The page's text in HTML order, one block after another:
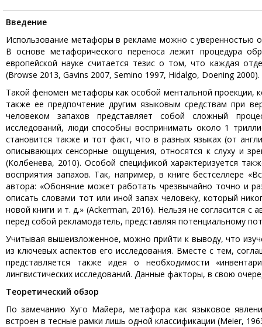
Введение
Использование метафоры в рекламе можно с уверенностью
В основе метафорического переноса лежит процедура
европейской науке считается тезис о том, что каждая
(Browse 2013, Gavins 2007, Semino 1997, Hidalgo, Doening 2000).
Такой феномен метафоры как особой ментальной проекции,
также ее предпочтение другим языковым средствам при
человеком запахов представляет собой сложный
исследований, люди способны воспринимать около 1
становится также и тот факт, что в разных языках (от
описывающих сенсорные ощущения, относятся к слуху и
(Колбенева, 2010). Особой спецификой характеризуется
восприятия запахов. Так, например, в книге бестселлере
автора: «Обоняние может работать чрезвычайно точно и
описать словами тот или иной запах человеку, который
новой книги и т. д.» (Ackerman, 2016). Нельзя не согласится
перед собой рекламодатель, представляя потенциальному
Учитывая вышеизложенное, можно прийти к выводу, что
из ключевых аспектов его исследования. Вместе с тем,
представляется также идея о необходимости
лингвистических исследований. Данные факторы, в свою
Теоретический обзор
По замечанию Хуго Майера, метафора как языковое
встроен в тесные рамки лишь одной классификации (Meier,